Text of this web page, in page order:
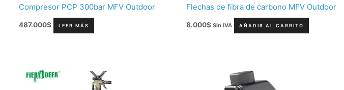
Compresor PCP 300bar MFV Outdoor
487.000$ LEER MÁS
Flechas de fibra de carbono MFV Outdoor
8.000$ Sin IVA AÑADIR AL CARRITO